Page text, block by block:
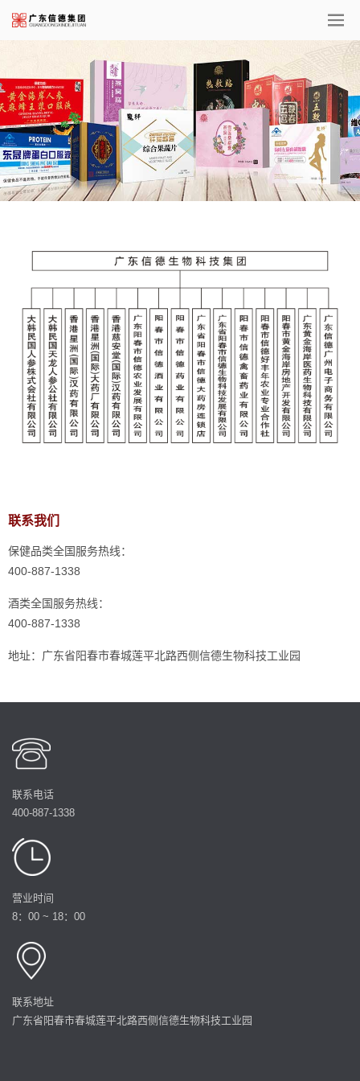
联系我们
保健品类全国服务热线：
400-887-1338
酒类全国服务热线：
400-887-1338
地址：广东省阳春市春城莲平北路西侧信德生物科技工业园
联系电话
400-887-1338
营业时间
8：00 ~ 18：00
联系地址
广东省阳春市春城莲平北路西侧信德生物科技工业园